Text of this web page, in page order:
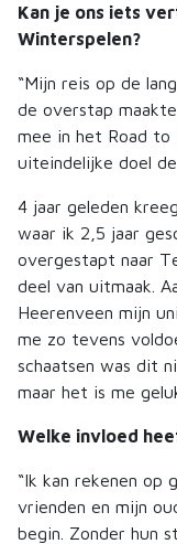
Kan je ons iets
Winterspelen?
“Mijn reis op de
de overstap
mee in het Road
uiteindelijke doel
4 jaar geleden
waar ik 2,5 jaar
overgestapt naar
deel van uitmaak.
Heerenveen mijn
me zo tevens
schaatsen was dit
maar het is me
Welke invloed
“Ik kan rekenen op
vrienden en mijn
begin. Zonder hun